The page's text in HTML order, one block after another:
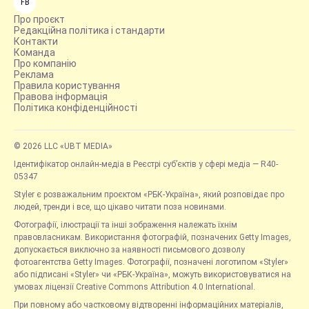
FB
Про проєкт
Редакційна політика і стандарти
Контакти
Команда
Про компанію
Реклама
Правила користування
Правова інформація
Політика конфіденційності
© 2026 LLC «UBT MEDIA»
Ідентифікатор онлайн-медіа в Реєстрі суб’єктів у сфері медіа — R40-
05347
Styler є розважальним проєктом «РБК-Україна», який розповідає про
людей, тренди і все, що цікаво читати поза новинами.
Фотографії, ілюстрації та інші зображення належать їхнім
правовласникам. Використання фотографій, позначених Getty Images,
допускається виключно за наявності письмового дозволу
фотоагентства Getty Images. Фотографії, позначені логотипом «Styler»
або підписані «Styler» чи «РБК-Україна», можуть використовуватися на
умовах ліцензії Creative Commons Attribution 4.0 International.
При повному або частковому відтворенні інформаційних матеріалів,